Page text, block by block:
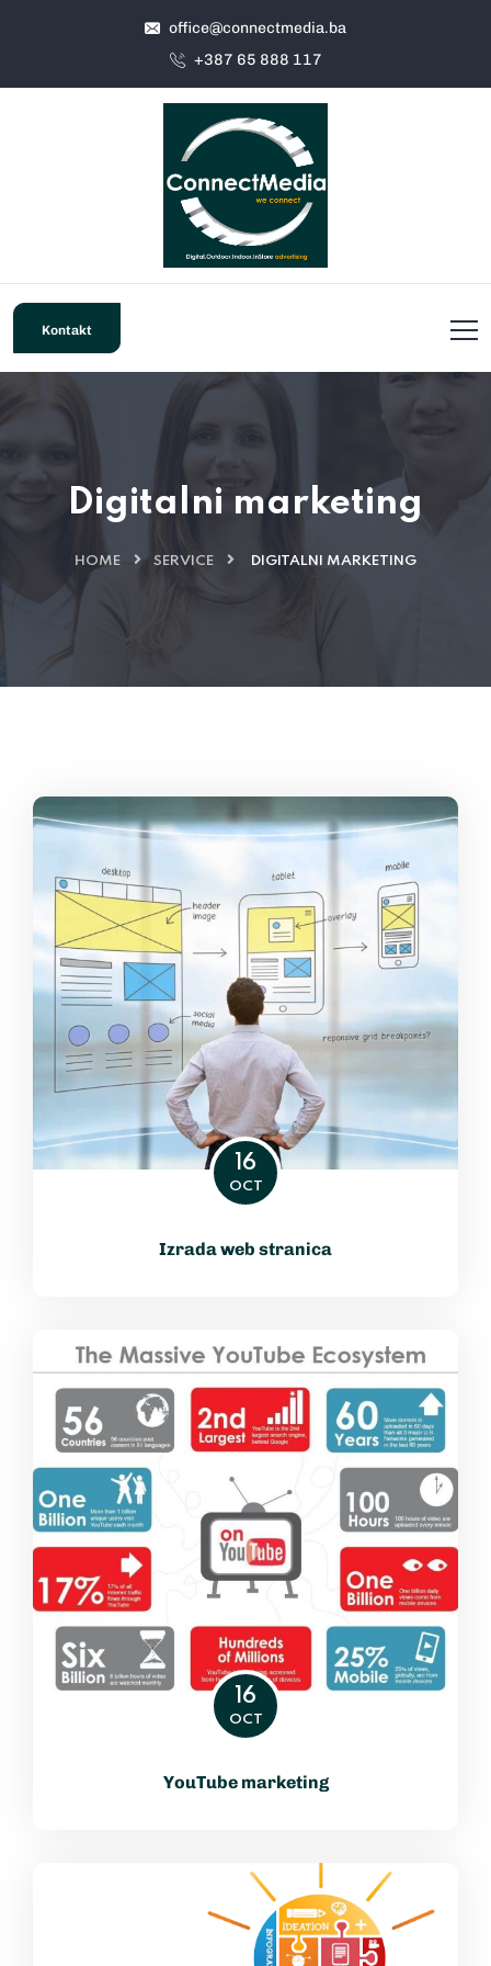
office@connectmedia.ba
+387 65 888 117
Kontakt
Digitalni marketing
HOME SERVICE DIGITALNI MARKETING
16
OCT
Izrada web stranica
16
OCT
YouTube marketing